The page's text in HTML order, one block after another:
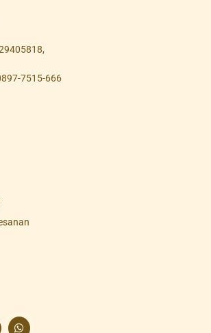
,
7515-666